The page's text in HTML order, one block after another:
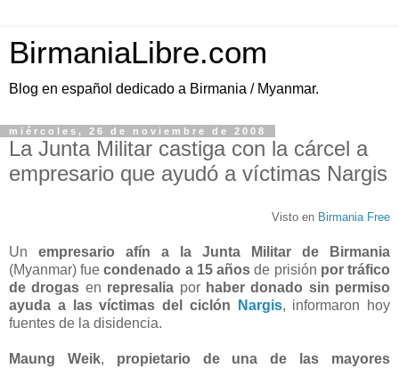
BirmaniaLibre.com
Blog en español dedicado a Birmania / Myanmar.
miércoles, 26 de noviembre de 2008
La Junta Militar castiga con la cárcel a
empresario que ayudó a víctimas Nargis
Visto en Birmania Free
Un empresario afín a la Junta Militar de Birmania
(Myanmar) fuecondenado a 15 años de prisión por tráfico
de drogas en represalia por haber donado sin permiso
ayuda a las víctimas del ciclón
Nargis, informaron hoy
fuentes de la disidencia.
Maung Weik, propietario de una de las mayores